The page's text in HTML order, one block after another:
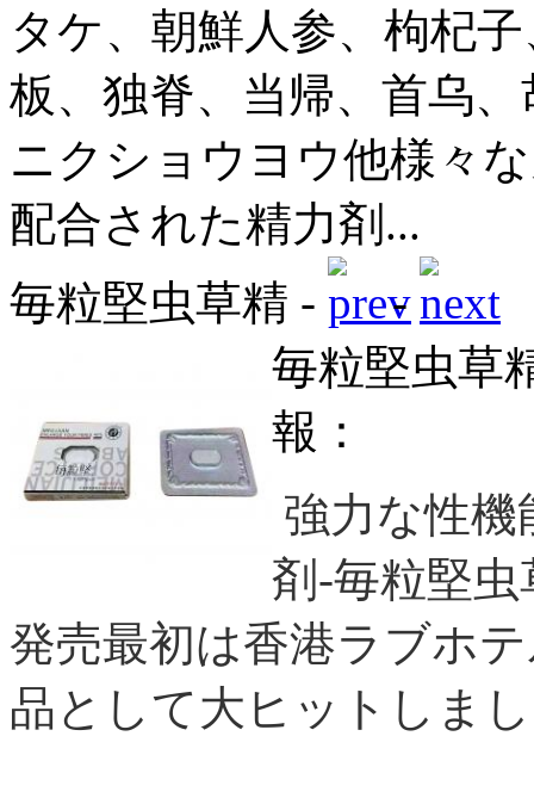
タケ、朝鮮人参、枸杞
板、独脊、当帰、首乌
ニクショウヨウ他様々
配合された精力剤...
毎粒堅虫草精 -
-
毎粒堅虫草
報：
強力な性機
剤-毎粒堅
発売最初は香港ラブホ
品として大ヒットしま